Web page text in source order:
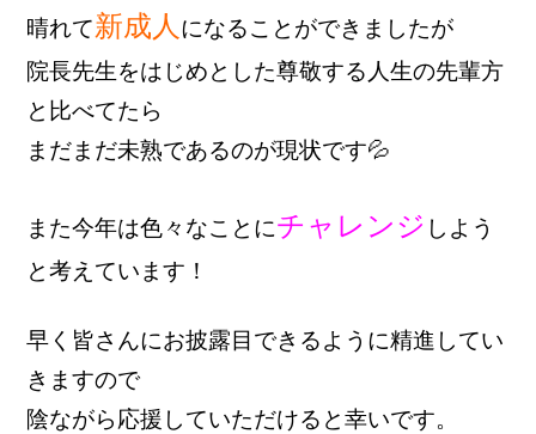
晴れて新成人 になることができましたが
院長先生をはじめとした尊敬する人生の先輩方
と比べてたら
まだまだ未熟であるのが現状です💦
また今年は色々なことにチャレンジ しよう
と考えています！
早く皆さんにお披露目できるように精進してい
きますので
陰ながら応援していただけると幸いです。